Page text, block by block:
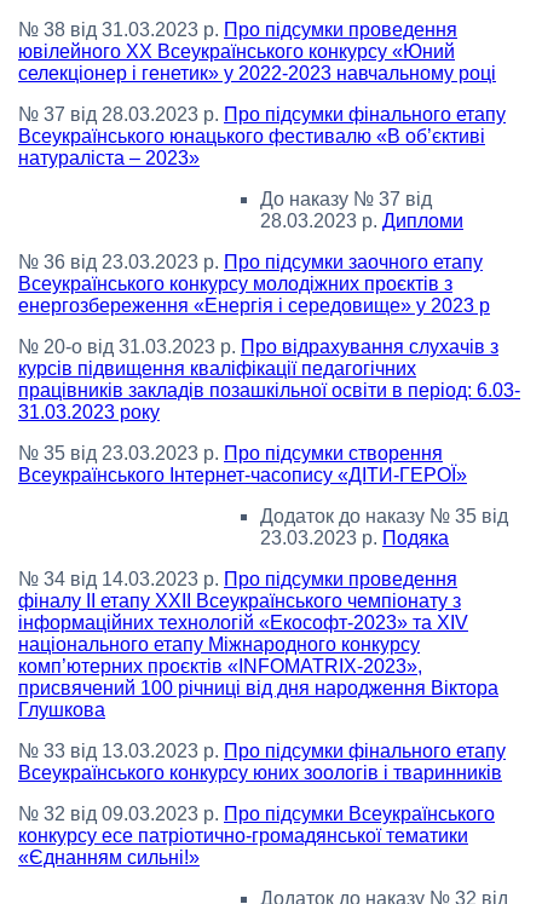
№ 38 від 31.03.2023 р. Про підсумки проведення
ювілейного ХХ Всеукраїнського конкурсу «Юний
селекціонер і генетик» у 2022-2023 навчальному році
№ 37 від 28.03.2023 р. Про підсумки фінального етапу
Всеукраїнського юнацького фестивалю «В об’єктиві
натураліста – 2023»
До наказу № 37 від
28.03.2023 р. Дипломи
№ 36 від 23.03.2023 р. Про підсумки заочного етапу
Всеукраїнського конкурсу молодіжних проєктів з
енергозбереження «Енергія і середовище» у 2023 р
№ 20-о від 31.03.2023 р. Про відрахування слухачів з
курсів підвищення кваліфікації педагогічних
працівників закладів позашкільної освіти в період: 6.03-
31.03.2023 року
№ 35 від 23.03.2023 р. Про підсумки створення
Всеукраїнського Інтернет-часопису «ДІТИ-ГЕРОЇ»
Додаток до наказу № 35 від
23.03.2023 р. Подяка
№ 34 від 14.03.2023 р. Про підсумки проведення
фіналу ІІ етапу XХІІ Всеукраїнського чемпіонату з
інформаційних технологій «Екософт-2023» та ХІV
національного етапу Міжнародного конкурсу
комп’ютерних проєктів «INFOMATRIX-2023»,
присвячений 100 річниці від дня народження Віктора
Глушкова
№ 33 від 13.03.2023 р. Про підсумки фінального етапу
Всеукраїнського конкурсу юних зоологів і тваринників
№ 32 від 09.03.2023 р. Про підсумки Всеукраїнського
конкурсу есе патріотично-громадянської тематики
«Єднанням сильні!»
Додаток до наказу № 32 від